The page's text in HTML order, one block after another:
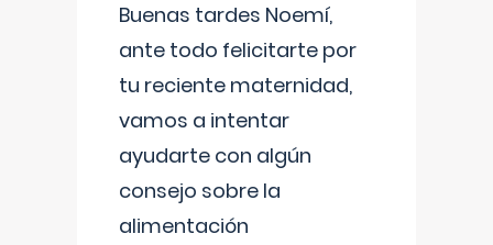
Buenas tardes Noemí,
ante todo felicitarte por
tu reciente maternidad,
vamos a intentar
ayudarte con algún
consejo sobre la
alimentación